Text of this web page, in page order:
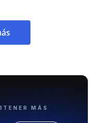
MÁS